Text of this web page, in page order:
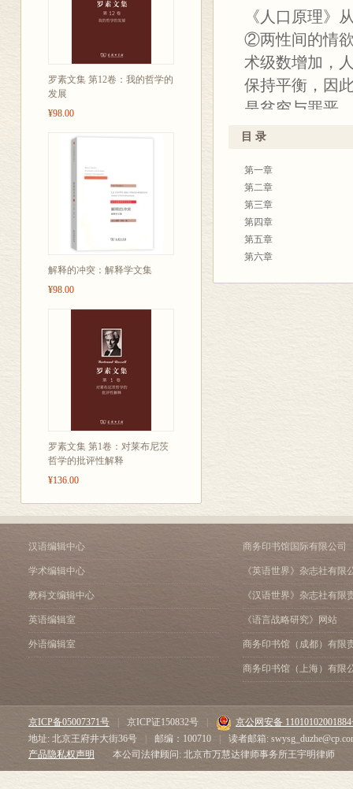
罗素文集 第12卷：我的哲学的
发展
¥98.00
解释的冲突：解释学文集
¥98.00
罗素文集 第1卷：对莱布尼茨
哲学的批评性解释
¥136.00
《人口原理》
②两性间的情
术级数增加，
保持平衡，因
是贫穷与罪恶
加，必然为生
《人口原理》
全面和深刻地
致问题的作品
认为，人口的
目 录
第一章
第二章
第三章
第四章
第五章
第六章
汉语编辑中心
学术编辑中心
教科文编辑中心
英语编辑室
外语编辑室
商务印书馆国际有限公司
《英语世界》杂志社有限
《汉语世界》杂志社有限
《语言战略研究》网站
商务印书馆（成都）有限
商务印书馆（上海）有限
京ICP备05007371号 京ICP证150832号
京公网安备
地址: 北京王府井大街36号
邮编：100710
读者邮箱:
产品隐私权声明
本公司法律顾问: 北京市万慧达律师事务所王宇明律师